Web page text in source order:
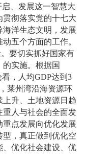
启、发展这一智慧大
彻落实党的十七大
洋生态文明，发展
五个方面的工作。
要切实抓好国家有
实施。根据国
，人均GDP达到 3
莱州湾沿海资源环
升、土地资源日趋
重人与社会的全面发
重点发展向优化发展
，真正做到优化空
、优化社会建设、优